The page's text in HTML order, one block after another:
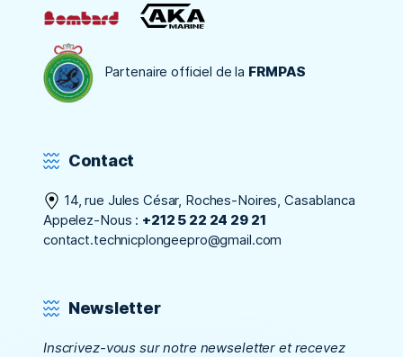
Partenaire officiel de la FRMPAS
Contact
14, rue Jules César, Roches-Noires, Casablanca
Appelez-Nous : +212 5 22 24 29 21
contact.technicplongeepro@gmail.com
Newsletter
Inscrivez-vous sur notre newseletter et recevez